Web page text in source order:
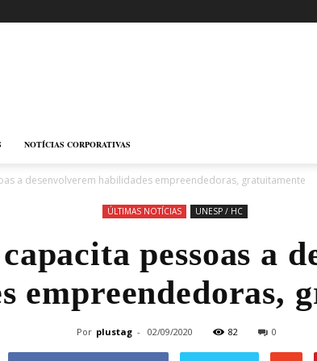
NOTÍCIAS CORPORATIVAS
a desenvolverem habilidades empreendedoras, gratuitamente
ÚLTIMAS NOTÍCIAS UNESP / HC
pessoas a
empreendedoras,
Por plustag - 02/09/2020 82 0